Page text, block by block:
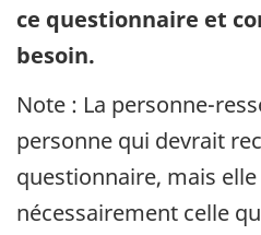
ce questionnaire et
besoin.
Note : La personne-
personne qui devrait
questionnaire, mais
nécessairement celle